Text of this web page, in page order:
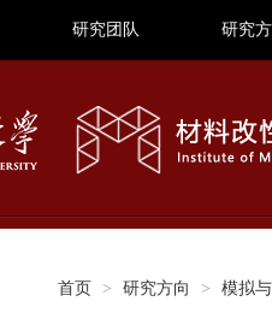
研究团队 研究
首页 > 研究方向 > 模拟